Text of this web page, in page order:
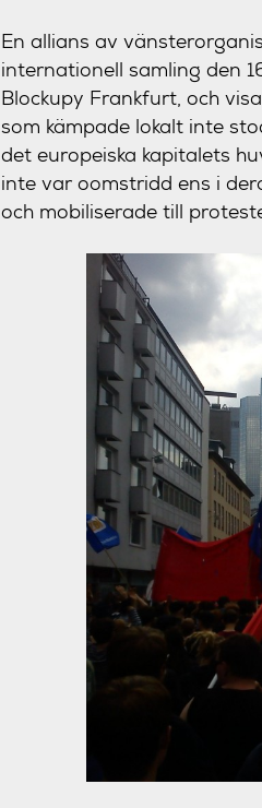
En allians av
internationell samling den
Blockupy Frankfurt, och
som kämpade lokalt inte
det europeiska kapitalets
inte var oomstridd ens i
och mobiliserade till